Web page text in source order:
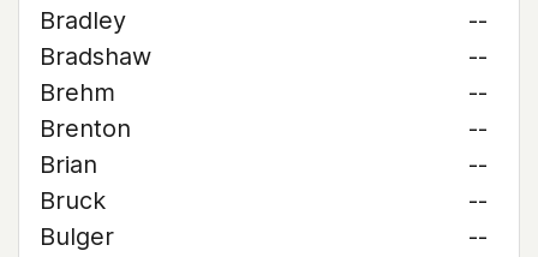
Bradley
--
Bradshaw
--
Brehm
--
Brenton
--
Brian
--
Bruck
--
Bulger
--